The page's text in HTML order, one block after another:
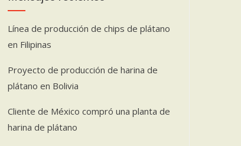
Línea de producción de chips de plátano
en Filipinas
Proyecto de producción de harina de
plátano en Bolivia
Cliente de México compró una planta de
harina de plátano